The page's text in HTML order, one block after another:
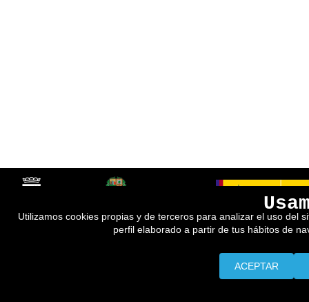
Utilizamos cookies propias y de terceros para analizar el uso del
perfil elaborado a partir de tus hábitos de
ACEPTAR